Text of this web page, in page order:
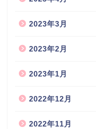
2023年3月
2023年2月
2023年1月
2022年12月
2022年11月